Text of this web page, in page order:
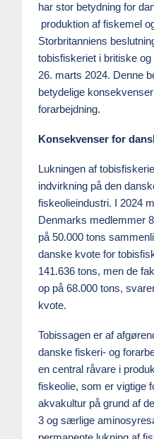
har stor betydning for
produktion af fiskemel
Storbritanniens
tobisfiskeriet i britiske
26. marts 2024. Denne
betydelige
forarbejdning.
Konsekvenser for
Lukningen af
indvirkning på den
fiskeolieindustri. I 2024
Denmarks medlemmer
på 50.000 tons
danske kvote for
141.636 tons, men de
op på 68.000 tons,
kvote.
Tobissagen er af
danske fiskeri- og
en central råvare i
fiskeolie, som er vigtige
akvakultur på grund af
3 og særlige